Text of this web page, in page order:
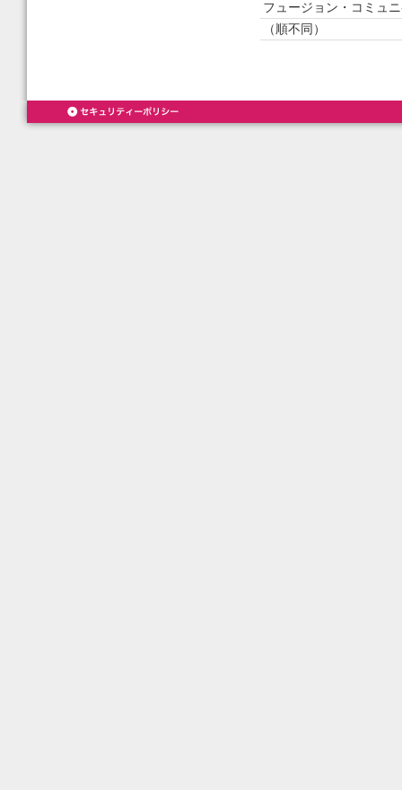
フュージョン・コミュ
（順不同）